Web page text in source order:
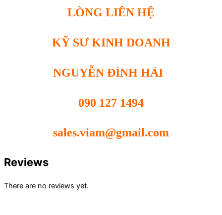
LÒNG LIÊN HỆ
KỸ SƯ KINH DOANH
NGUYỄN ĐÌNH HẢI
090 127 1494
sales.viam@gmail.com
Reviews
There are no reviews yet.